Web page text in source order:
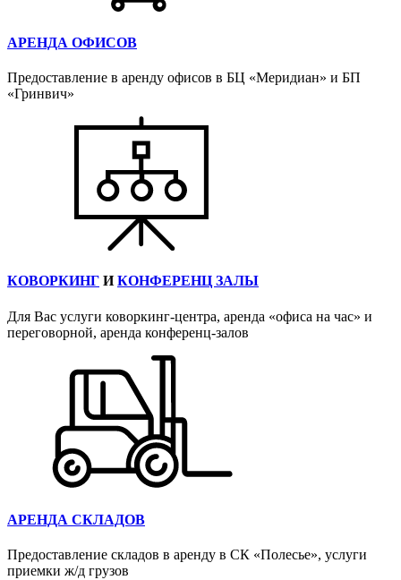
АРЕНДА ОФИСОВ
Предоставление в аренду офисов в БЦ «Меридиан» и БП
«Гринвич»
КОВОРКИНГ ИКОНФЕРЕНЦ ЗАЛЫ
Для Вас услуги коворкинг-центра, аренда «офиса на час» и
переговорной, аренда конференц-залов
АРЕНДА СКЛАДОВ
Предоставление складов в аренду в СК «Полесье», услуги
приемки ж/д грузов